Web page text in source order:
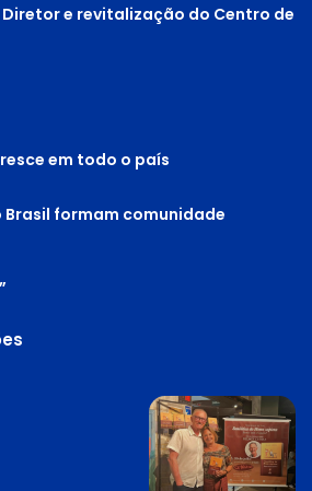
Diretor e revitalização do Centro de
em todo o país
Brasil formam comunidade